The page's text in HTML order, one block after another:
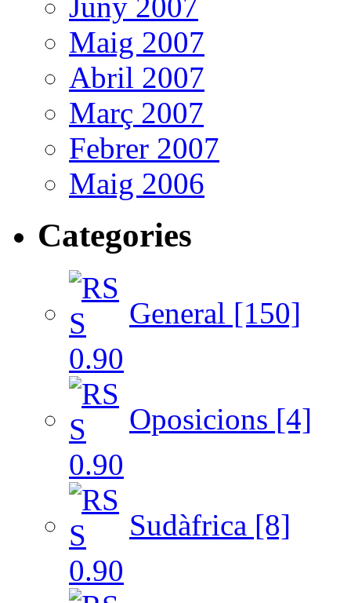
Maig 2007
Abril 2007
Març 2007
Febrer 2007
Maig 2006
Categories
General [150]
Oposicions [4]
Sudàfrica [8]